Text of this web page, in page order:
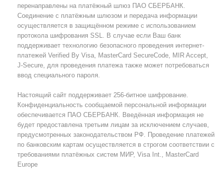
перенаправлены на платёжный шлюз ПАО СБЕРБАНК.
Соединение с платёжным шлюзом и передача информации
осуществляется в защищённом режиме с использованием
протокола шифрования SSL. В случае если Ваш банк
поддерживает технологию безопасного проведения интернет-
платежей Verified By Visa, MasterCard SecureCode, MIR Accept,
J-Secure, для проведения платежа также может потребоваться
ввод специального пароля.
Настоящий сайт поддерживает 256-битное шифрование.
Конфиденциальность сообщаемой персональной информации
обеспечивается ПАО СБЕРБАНК. Введённая информация не
будет предоставлена третьим лицам за исключением случаев,
предусмотренных законодательством РФ. Проведение платежей
по банковским картам осуществляется в строгом соответствии с
требованиями платёжных систем МИР, Visa Int., MasterCard
Europe